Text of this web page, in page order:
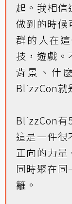
起。我相信
做到的時候
群的人在
技，遊戲。
背景、什
BlizzCon就
BlizzCon有
這是一件很
正向的力量
同時聚在
籬。